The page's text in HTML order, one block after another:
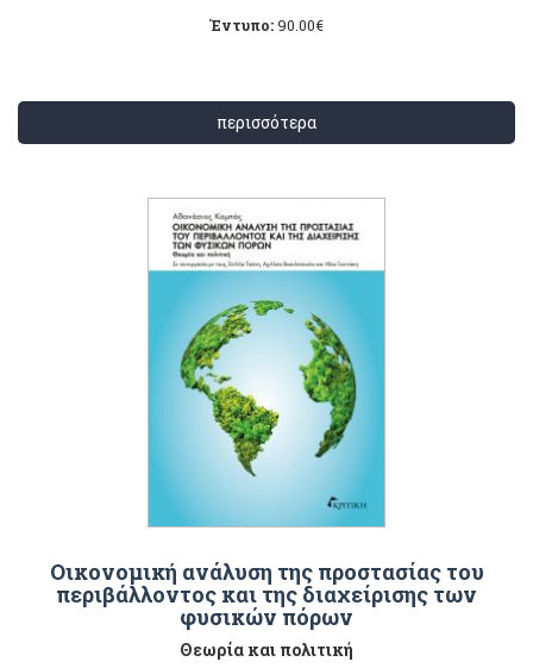
Έντυπο:90.00€
περισσότερα
Οικονομική ανάλυση της προστασίας του
περιβάλλοντος και της διαχείρισης των
φυσικών πόρων
Θεωρία και πολιτική